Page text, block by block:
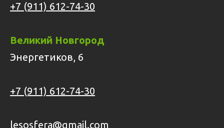
+7 (911) 612-74-30
Великий Новгород
Энергетиков, 6
+7 (911) 612-74-30
lesosfera@gmail.com